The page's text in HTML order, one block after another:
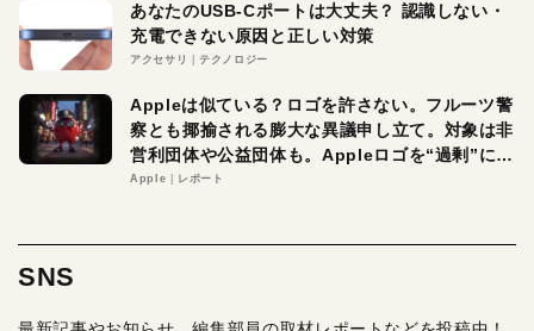
あなたのUSB-Cポートは大丈夫？ 認識しない・
充電できない原因と正しい対策
アクセサリ テクノロジー
Appleは似ている？ロゴを許さない。フルーツ警
察とも揶揄される膨大な異議申し立て。対象は非
営利団体や公益団体も。Appleロゴを“過剰”に守
る理由とは
Apple レポート
SNS